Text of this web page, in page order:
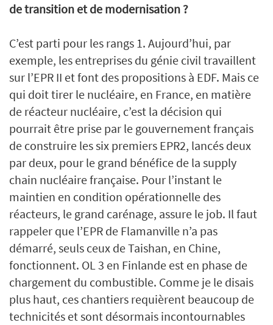
de transition et de modernisation ?
C’est parti pour les rangs 1. Aujourd’hui, par
exemple, les entreprises du génie civil travaillent
sur l’EPR II et font des propositions à EDF. Mais ce
qui doit tirer le nucléaire, en France, en matière
de réacteur nucléaire, c’est la décision qui
pourrait être prise par le gouvernement français
de construire les six premiers EPR2, lancés deux
par deux, pour le grand bénéfice de la supply
chain nucléaire française. Pour l’instant le
maintien en condition opérationnelle des
réacteurs, le grand carénage, assure le job. Il faut
rappeler que l’EPR de Flamanville n’a pas
démarré, seuls ceux de Taishan, en Chine,
fonctionnent. OL 3 en Finlande est en phase de
chargement du combustible. Comme je le disais
plus haut, ces chantiers requièrent beaucoup de
technicités et sont désormais incontournables